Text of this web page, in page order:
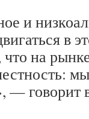
и
в
на
— говорит